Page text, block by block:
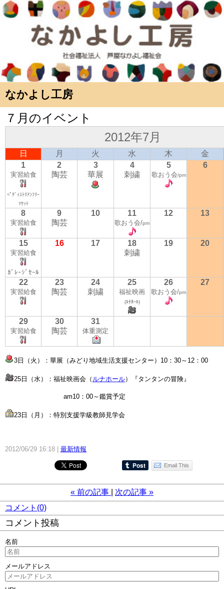
なかよし工房
７月のイベント
2012年7月
日 月 火 水 木
金
1
実習給食
ﾍﾟﾃﾞｨｽﾄﾘｱﾝﾌﾘｰ
ﾏｹｯﾄ
2
陶芸
3
華展
4
刺繍
5
歌おう会/pm
6
8
実習給食
9
陶芸
10 11
歌おう会/pm
12 13
15
実習給食
ｶﾞﾚｰｼﾞｾｰﾙ
16 17
18
刺繍
19 20
22
実習給食
23
陶芸
24
刺繍
25
福祉映画
(ﾙﾅﾎｰﾙ)
26
歌おう会/pm
27
29
実習給食
30
陶芸
31
体重測定
3日（火）：華展（みどり地域生活支援センター）10：30～12：00
25日（水）：福祉映画会（ ルナホール）『タンタンの冒険』
am10：00～鑑賞予定
23日（月）：特別支援学級教師見学会
2012/06/29 16:18 最新情報
Email This
« 前の記事 次の記事 »
コメント(0)
コメント投稿
名前
メールアドレス